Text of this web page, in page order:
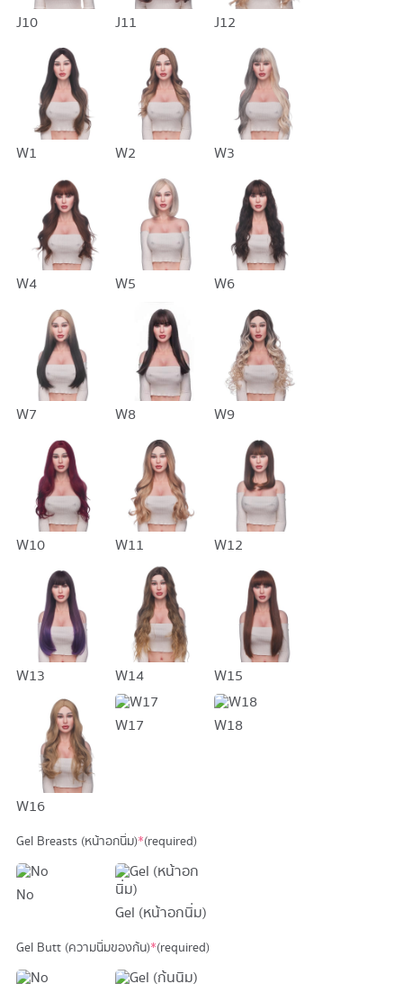
J10 J11 J12
W1 W2 W3
W4 W5 W6
W7 W8 W9
W10 W11 W12
W13 W14 W15
W16
W17 W18
Gel Breasts (หน้าอกนิ่ม)*(required)
No
Gel (หน้าอกนิ่ม)
Gel Butt (ความนิ่มของก้น)*(required)